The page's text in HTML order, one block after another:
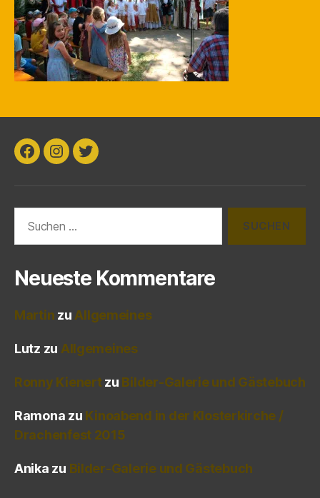
Facebook
Instagram
Twitter
nach:
Neueste Kommentare
Martin zu Allgemeines
Lutz zu Allgemeines
Ronny Kienertzu Bilder-Galerie und Gästebuch
Ramona zu Kinoabend in der Klosterkirche /
Drachenfest 2015
Anika zu Bilder-Galerie und Gästebuch